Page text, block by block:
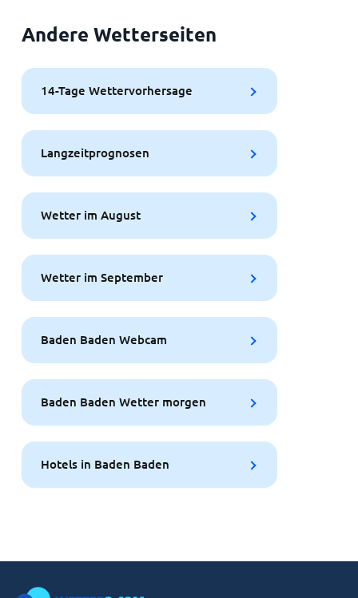
Andere Wetterseiten
14-Tage Wettervorhersage
Langzeitprognosen
Wetter im August
Wetter im September
Baden Baden Webcam
Baden Baden Wetter morgen
Hotels in Baden Baden